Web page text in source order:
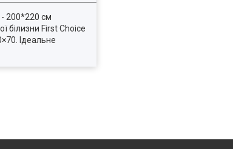
- 200*220 см
білизни First Choice
Ідеальне